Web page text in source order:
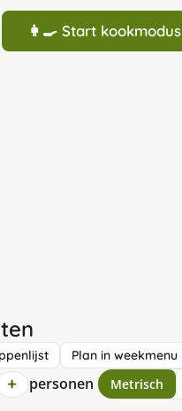
👩‍🍳 Start kookmodus
Plan in weekmenu
+ personen Metrisch